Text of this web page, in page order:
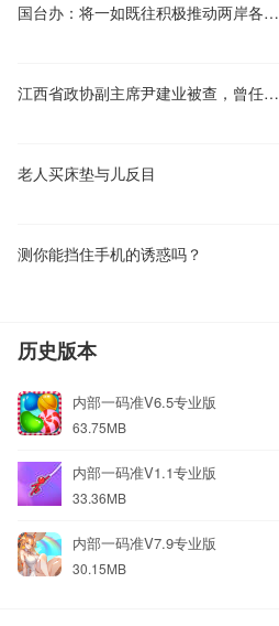
国台办：将一如既往积极推动两岸各领域交流合作
江西省政协副主席尹建业被查，曾任省委常委、政法委书记
老人买床垫与儿反目
测你能挡住手机的诱惑吗？
历史版本
内部一码准V6.5专业版
63.75MB
内部一码准V1.1专业版
33.36MB
内部一码准V7.9专业版
30.15MB